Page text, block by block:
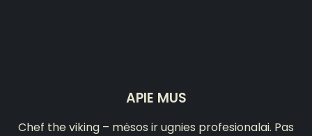
APIE MUS
Chef the viking – mėsos ir ugnies profesionalai. Pas